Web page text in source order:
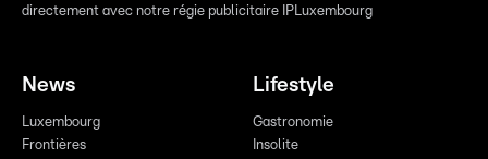
directement avec notre régie publicitaire IPLuxembourg
News
Luxembourg
Frontières
Lifestyle
Gastronomie
Insolite